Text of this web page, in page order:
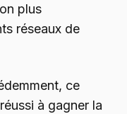
plus
réseaux de
ce
à gagner la